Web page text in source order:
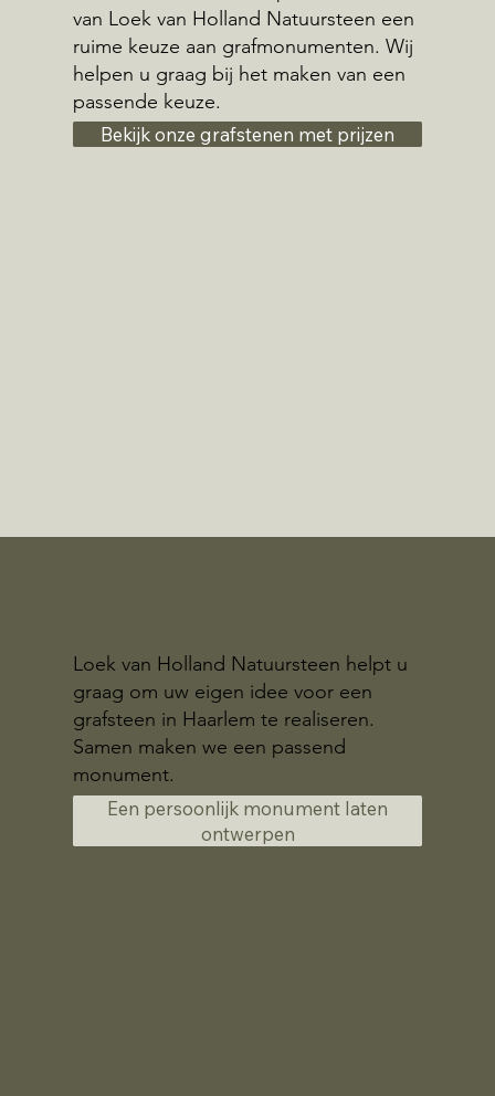
van Loek van Holland Natuursteen een
ruime keuze aan grafmonumenten. Wij
helpen u graag bij het maken van een
passende keuze.
Bekijk onze grafstenen met prijzen
Loek van Holland Natuursteen helpt u
graag om uw eigen idee voor een
grafsteen in Haarlem te realiseren.
Samen maken we een passend
monument.
Een persoonlijk monument laten
ontwerpen